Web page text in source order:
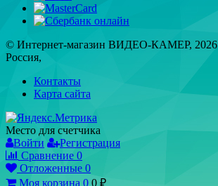
© Интернет-магазин ВИДЕО-КАМЕР, 2026
Россия,
Контакты
Карта сайта
Место для счетчика
Войти
Регистрация
Сравнение 0
Отложенные 0
Моя корзина 0 0 ₽